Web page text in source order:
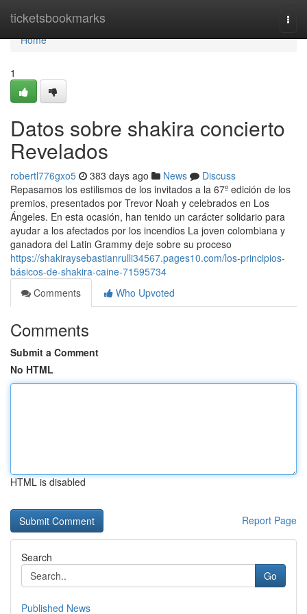
ticketsbookmarks
Home
Home
1
Datos sobre shakira concierto
Revelados
robertl776gxo5 383 days ago News
Discuss
Repasamos los estilismos de los invitados a la 67º edición de los
premios, presentados por Trevor Noah y celebrados en Los
Ángeles. En esta ocasión, han tenido un carácter solidario para
ayudar a los afectados por los incendios La joven colombiana y
ganadora del Latin Grammy deje sobre su proceso
https://shakiraysebastianrulli34567.pages10.com/los-principios-
básicos-de-shakira-caine-71595734
Comments
Who Upvoted
Comments
Submit a Comment
No HTML
HTML is disabled
Report Page
Search
Go
Published News